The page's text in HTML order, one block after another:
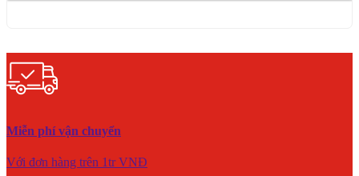
Miễn phí vận chuyển
Với đơn hàng trên 1tr VNĐ